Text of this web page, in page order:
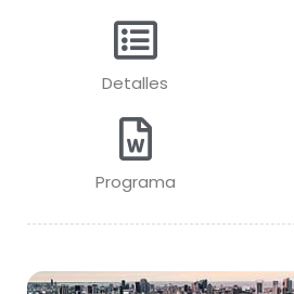
Detalles
Programa